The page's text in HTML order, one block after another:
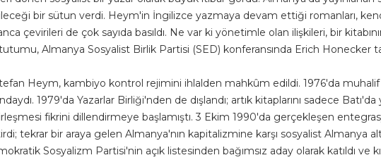
bir sütun verdi. Heym'in İngilizce yazmaya devam ettiği romanları,
çevirileri de çok sayıda basıldı. Ne var ki yönetimle olan ilişkileri, bir
Almanya Sosyalist Birlik Partisi (SED) konferansında Erich Honecker
Heym, kambiyo kontrol rejimini ihlalden mahkûm edildi. 1976'da
1979'da Yazarlar Birliği'nden de dışlandı; artık kitaplarını sadece Batı'da
fikrini dillendirmeye başlamıştı. 3 Ekim 1990'da gerçekleşen
tekrar bir araya gelen Almanya'nın kapitalizmine karşı sosyalist Almanya
Sosyalizm Partisi'nin açık listesinden bağımsız aday olarak katıldı ve